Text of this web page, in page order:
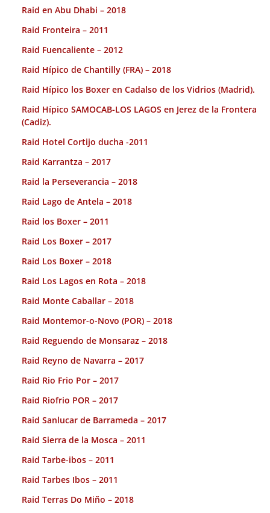
Raid en Abu Dhabi – 2018
Raid Fronteira – 2011
Raid Fuencaliente – 2012
Raid Hípico de Chantilly (FRA) – 2018
Raid Hípico los Boxer en Cadalso de los Vidrios (Madrid).
Raid Hípico SAMOCAB-LOS LAGOS en Jerez de la Frontera
(Cadiz).
Raid Hotel Cortijo ducha -2011
Raid Karrantza – 2017
Raid la Perseverancia – 2018
Raid Lago de Antela – 2018
Raid los Boxer – 2011
Raid Los Boxer – 2017
Raid Los Boxer – 2018
Raid Los Lagos en Rota – 2018
Raid Monte Caballar – 2018
Raid Montemor-o-Novo (POR) – 2018
Raid Reguendo de Monsaraz – 2018
Raid Reyno de Navarra – 2017
Raid Rio Frio Por – 2017
Raid Riofrio POR – 2017
Raid Sanlucar de Barrameda – 2017
Raid Sierra de la Mosca – 2011
Raid Tarbe-ibos – 2011
Raid Tarbes Ibos – 2011
Raid Terras Do Miño – 2018